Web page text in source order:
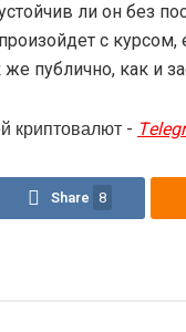
ли он без
с
публично, как и
криптовалют -
Share 8